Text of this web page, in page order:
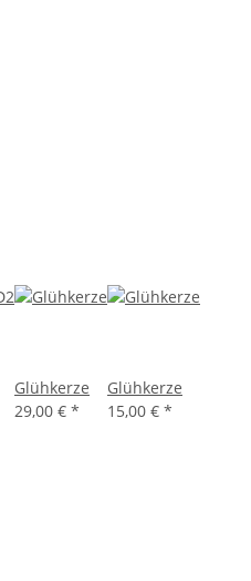
Glühkerze
29,00 € *
Glühkerze
15,00 € *